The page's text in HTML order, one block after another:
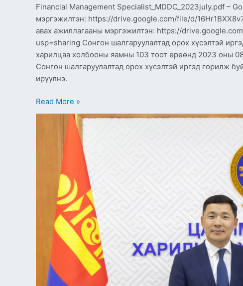
Financial Management Specialist_MDDC_2023july.pdf –
мэргэжилтэн: https://drive.google.com/file/d/
авах ажиллагааны мэргэжилтэн: https://
usp=sharing Сонгон шалгаруулалтад орох хүсэлтэй
харилцаа холбооны яамны 103 тоот өрөөнд 2023 оны
Сонгон шалгаруулалтад орох хүсэлтэй иргэд
ирүүлнэ.
Read More »
Үндэсний
шилжилтийн
стратеги
төлөвлөгөө
боловсруулах
зөвлөх
үйлчилгээний
тайлангийн
уулзалт
боллоо